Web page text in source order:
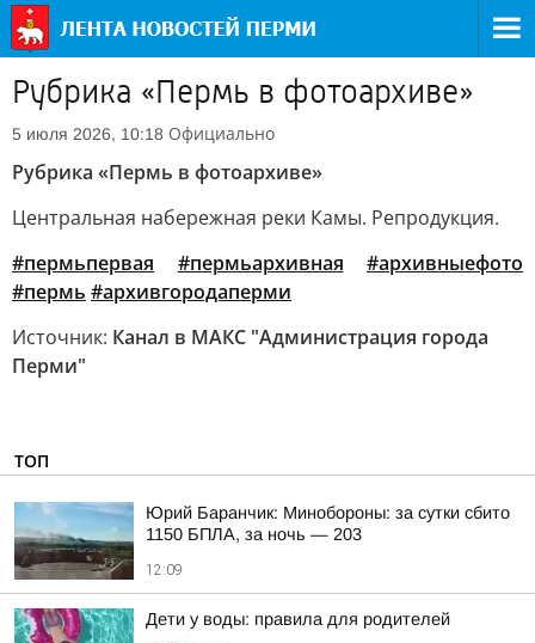
Рубрика «Пермь в фотоархиве»
5 июля 2026, 10:18 Официально
Рубрика «Пермь в фотоархиве»
Центральная набережная реки Камы. Репродукция.
#пермьпервая
#пермьархивная
#архивныефото
#пермь #архивгородаперми
Источник: Канал в МАКС "Администрация города
Перми"
ТОП
Юрий Баранчик: Минобороны: за сутки сбито
1150 БПЛА, за ночь — 203
12:09
Дети у воды: правила для родителей